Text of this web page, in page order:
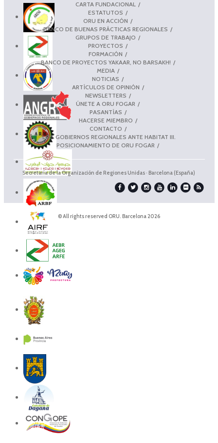
CARTA FUNDACIONAL
ESTATUTOS
ORU EN ACCIÓN
BANCO DE BUENAS PRÁCTICAS REGIONALES
GRUPOS DE TRABAJO
PROYECTOS
FORMACIÓN
BANCO DE PROYECTOS YAKAAR, NO BARSAKH!
MEDIA
NOTICIAS
ARTÍCULOS DE OPINIÓN
NEWSLETTERS
ÚNETE A ORU FOGAR
PASANTÍAS
HACERSE MIEMBRO
CONTACTO
LOS GOBIERNOS REGIONALES ANTE HABITAT III.
POSICIONAMIENTO DE ORU FOGAR
Secretaría de la Organización de Regiones Unidas · Barcelona (España)
© All rights reserved ORU. Barcelona 2026